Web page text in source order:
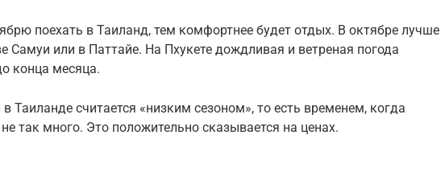
поехать в Таиланд, тем комфортнее будет отдых. В октябре лучше
Самуи или в Паттайе. На Пхукете дождливая и ветреная погода
конца месяца.
Таиланде считается «низким сезоном», то есть временем, когда
не так много. Это положительно сказывается на ценах.